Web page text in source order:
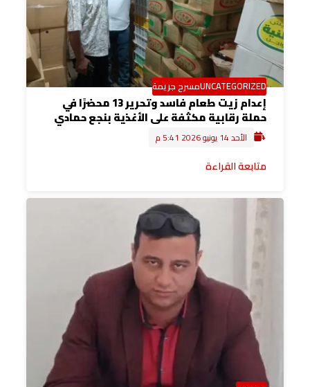
UNCATEGORIZEDمسرح جريمة
إعدام زيت طعام فاسد وتحرير 13 محضرًا في
حملة رقابية مكثفة على الأغذية بنجع حمادي
الأحد 14 يونيو 2026 5:41 م
متابعة القراءة